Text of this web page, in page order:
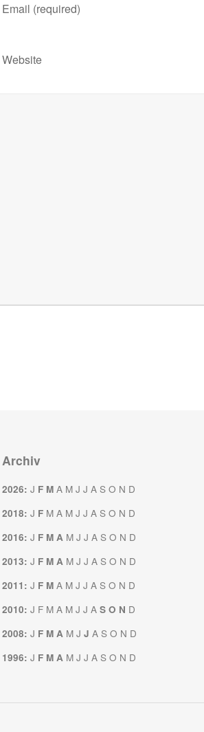
Email (required)
Website
Archiv
2026:J F M A M J J A S O N D
2018:J F M A M J J A S O N D
2016:J F M A M J J A S O N D
2013:J F M A M J J A S O N D
2011 :J F M A M J J A S O N D
2010:J F M A M J J A S O N D
2008:J F M A M J J A S O N D
1996:J F M A M J J A S O N D